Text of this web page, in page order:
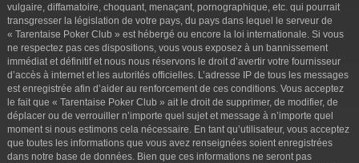
vulgaire, diffamatoire, choquant, menaçant, pornographique, etc. qui pourrait
transgresser la législation de votre pays, du pays dans lequel le serveur de
« Tarentaise Poker Club » est hébergé ou encore la loi internationale. Si vous
ne respectez pas ces dispositions, vous vous exposez à un bannissement
immédiat et définitif et nous nous réservons le droit d’avertir votre fournisseur
d’accès à internet et les autorités officielles. L’adresse IP de tous les messages
est enregistrée afin d’aider au renforcement de ces conditions. Vous acceptez
le fait que « Tarentaise Poker Club » ait le droit de supprimer, de modifier, de
déplacer ou de verrouiller n’importe quel sujet et message à n’importe quel
moment si nous estimons cela nécessaire. En tant qu’utilisateur, vous acceptez
que toutes les informations que vous avez renseignées soient enregistrées
dans notre base de données. Bien que ces informations ne seront pas